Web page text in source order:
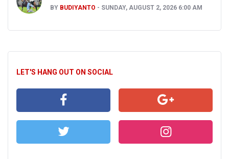
BY BUDIYANTO SUNDAY, AUGUST 2, 2026 6:00 AM
LET'S HANG OUT ON SOCIAL